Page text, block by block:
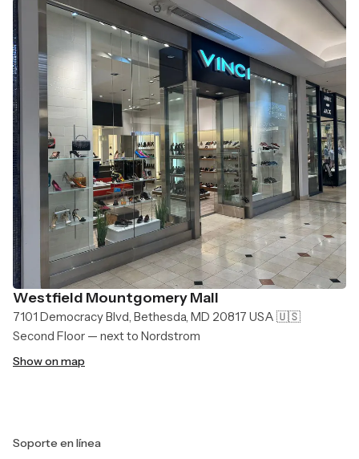
Westfield Mountgomery Mall
7101 Democracy Blvd, Bethesda, MD 20817 USA 🇺🇸
Second Floor — next to Nordstrom
Show on map
Soporte en línea